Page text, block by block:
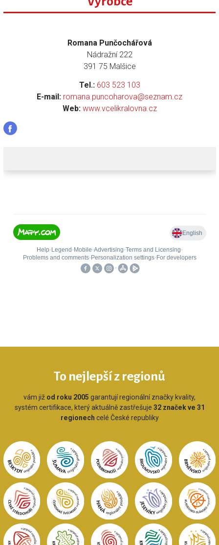
Romana Punčochářová
Nádražní 222
391 75 Malšice
Tel.: 603 523 103
E-mail: romana.puncoharova@seznam.cz
Web: www.vcelikralovna.cz
To nejlepší z regionů
vám již od roku 2005 garantují regionální značky kvality,
systém certifikace, který aktuálně zastřešuje 32 značek ve 31
regionech celé České republiky